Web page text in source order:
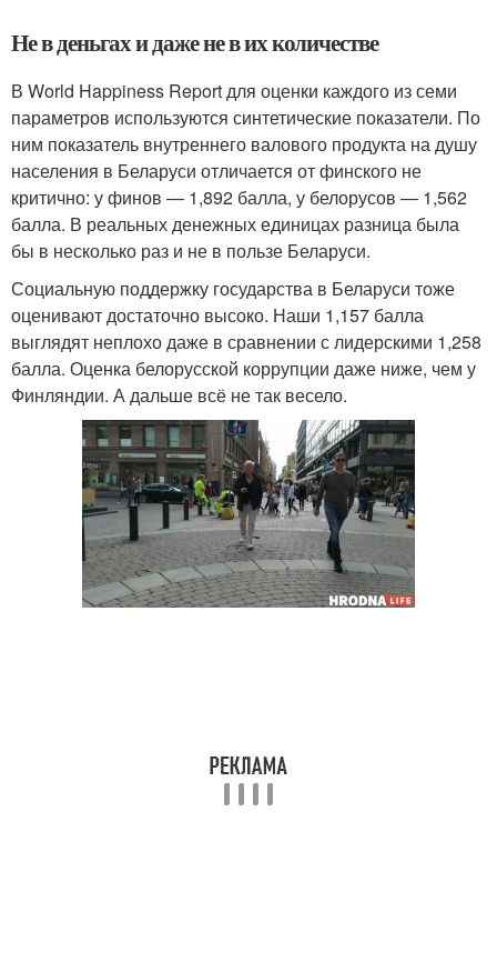
Не в деньгах и даже не в их количестве
В World Happiness Report для оценки каждого из семи
параметров используются синтетические показатели. По
ним показатель внутреннего валового продукта на душу
населения в Беларуси отличается от финского не
критично: у финов — 1,892 балла, у белорусов — 1,562
балла. В реальных денежных единицах разница была
бы в несколько раз и не в пользе Беларуси.
Социальную поддержку государства в Беларуси тоже
оценивают достаточно высоко. Наши 1,157 балла
выглядят неплохо даже в сравнении с лидерскими 1,258
балла. Оценка белорусской коррупции даже ниже, чем у
Финляндии. А дальше всё не так весело.